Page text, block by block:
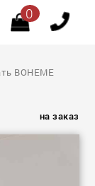
0
BOHEME
на заказ